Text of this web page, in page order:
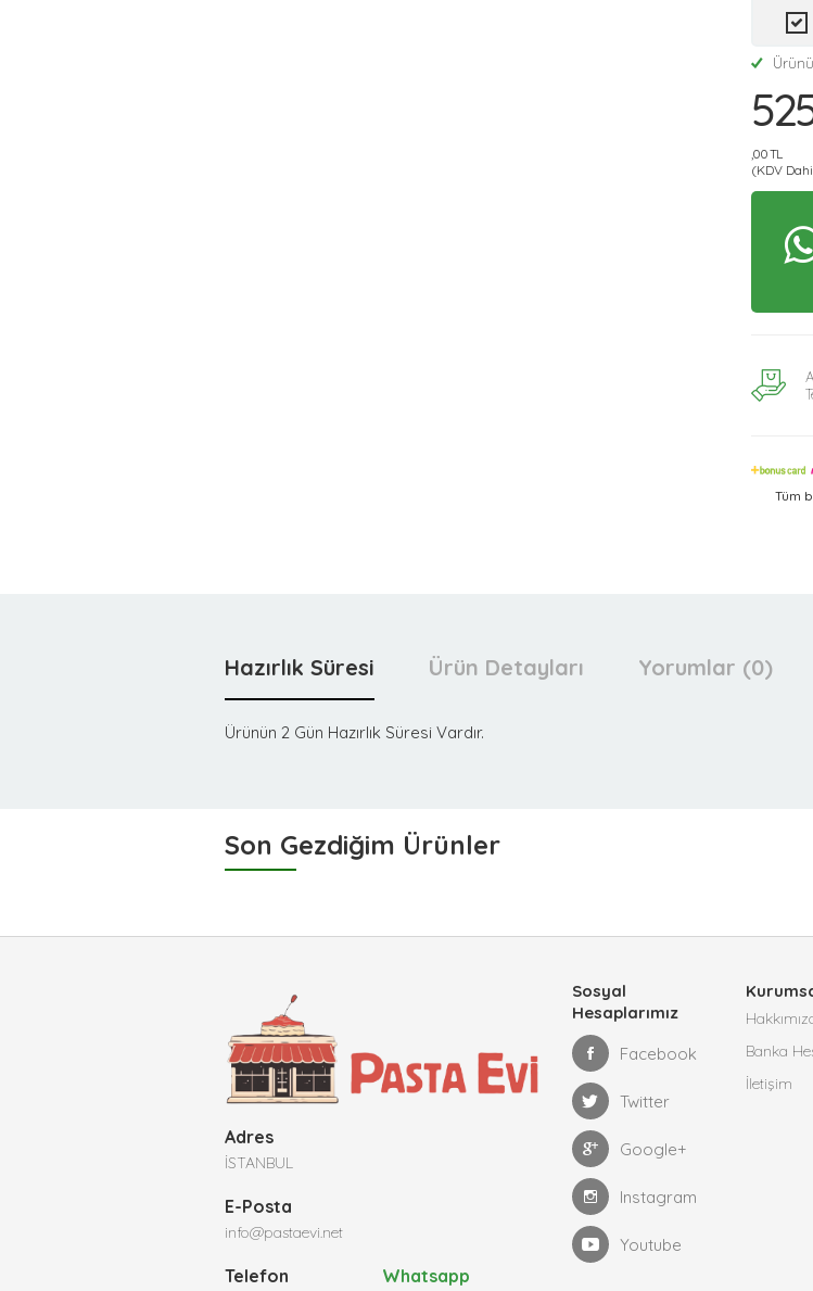
,00 TL
(KDV
Tüm
Hazırlık Süresi Ürün Detayları Yorumlar (0)
Ürünün 2 Gün Hazırlık Süresi Vardır.
Son Gezdiğim Ürünler
Adres
İSTANBUL
E-Posta
info@pastaevi.net
Telefon Whatsapp
Sosyal
Hesaplarımız
Facebook
Twitter
Google+
Instagram
Youtube
Banka
İletişim